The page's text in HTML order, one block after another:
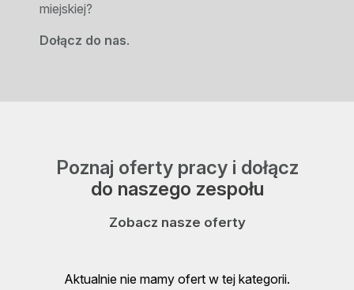
miejskiej?
Dołącz do nas.
Poznaj oferty pracy i dołącz
do naszego zespołu
Zobacz nasze oferty
Aktualnie nie mamy ofert w tej kategorii.